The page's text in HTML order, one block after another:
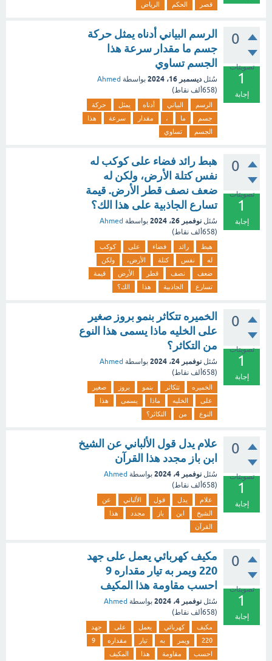
قصر
الحكم الرياض
0
تصويتات
1
إجابة
الرسم البياني أدناه يمثل حركة
جسم ما مقدار سرعة هذا
الجسم تساوي
سُئل ديسمبر 16، 2024 بواسطة Ahmed
(658ألف نقاط)
الرسم البياني أدناه يمثل
حركة
جسم
ما ، مقدار سرعة
هذا
الجسم
تساوي
0
تصويتات
1
إجابة
هبط رائد فضاء على كوكب له
نفس كتلة الأرض، ولكن له
ضعف نصف قطر الأرض. قيمة
تسارع الجاذبية على هذا الك؟
سُئل نوفمبر 26، 2024 بواسطة Ahmed
(658ألف نقاط)
هبط رائد فضاء على
كوكب
له
نفس كتلة الأرض،
ولكن
ضعف
نصف قطر الأرض
قيمة
تسارع
الجاذبية هذا الك؟
0
تصويتات
1
إجابة
الخميره تتكاثر بنمو بروز صغير
على الخليه ماذا يسمى هذا النوع
من التكاثر؟
سُئل نوفمبر 24، 2024 بواسطة Ahmed
(658ألف نقاط)
الخميره تتكاثر بنمو بروز
صغير
على
الخليه ماذا يسمى
هذا
النوع
من التكاثر؟
0
تصويتات
1
إجابة
علام يدل قول الألباني عن الشيخ
ابن باز مجدد هذا القرآن
سُئل نوفمبر 4، 2024 بواسطة Ahmed
(658ألف نقاط)
علام يدل قول الألباني
عن
الشيخ
ابن باز مجدد
هذا
القرآن
0
تصويتات
1
إجابة
مكيف كهربائي يعمل على جهد
220 ويمر به تيار مقداره 9
احسب مقاومة هذا المكيف
سُئل نوفمبر 4، 2024 بواسطة Ahmed
(658ألف نقاط)
مكيف كهربائي يعمل على
جهد
220
ويمر به تيار مقداره
9
احسب
مقاومة هذا المكيف